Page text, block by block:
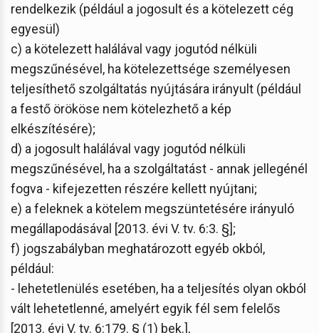
rendelkezik (például a jogosult és a kötelezett cég
egyesül)
c) a kötelezett halálával vagy jogutód nélküli
megszűnésével, ha kötelezettsége személyesen
teljesíthető szolgáltatás nyújtására irányult (például
a festő örököse nem kötelezhető a kép
elkészítésére);
d) a jogosult halálával vagy jogutód nélküli
megszűnésével, ha a szolgáltatást - annak jellegénél
fogva - kifejezetten részére kellett nyújtani;
e) a feleknek a kötelem megszüntetésére irányuló
megállapodásával [2013. évi V. tv. 6:3. §];
f) jogszabályban meghatározott egyéb okból,
például:
- lehetetlenülés esetében, ha a teljesítés olyan okból
vált lehetetlenné, amelyért egyik fél sem felelős
[2013. évi V. tv. 6:179. § (1) bek.],